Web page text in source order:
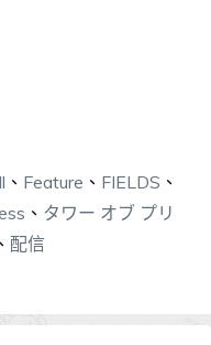
、 Feature 、 FIELDS 、
、 タワー オブ プリ
、 配信